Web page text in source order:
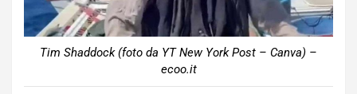
Tim Shaddock (foto da YT New York Post – Canva) –
ecoo.it